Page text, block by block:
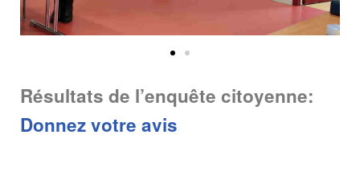
Résultats de l’enquête citoyenne:
Donnez votre avis